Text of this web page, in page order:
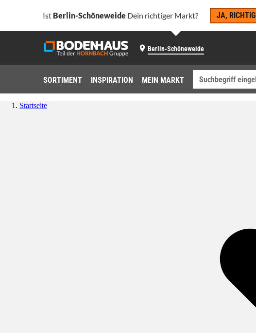
Ist Berlin-Schöneweide Dein richtiger Markt? JA, RICHTIG
Berlin-Schöneweide
SORTIMENT INSPIRATION MEIN MARKT
Startseite